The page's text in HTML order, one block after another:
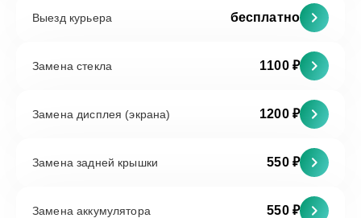
Выезд курьера бесплатно
Замена стекла 1100 ₽
Замена дисплея (экрана) 1200 ₽
Замена задней крышки 550 ₽
Замена аккумулятора 550 ₽